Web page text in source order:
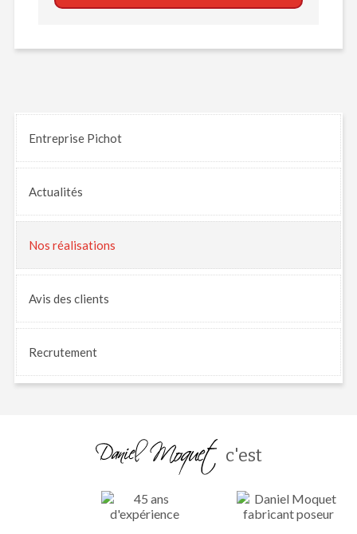
Entreprise Pichot
Actualités
Nos réalisations
Avis des clients
Recrutement
c'est